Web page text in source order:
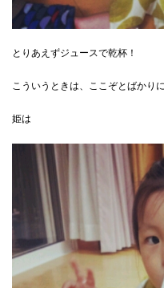
とりあえずジュースで乾杯！
こういうときは、ここぞとばかり
姫は